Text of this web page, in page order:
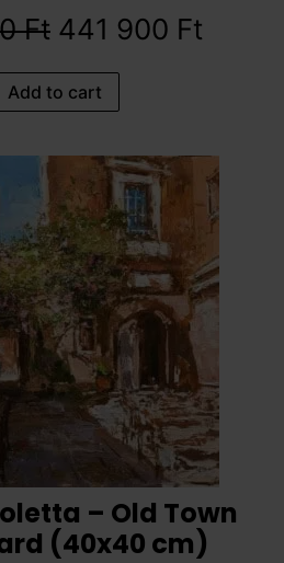
Ft 441 900 Ft
Add to cart
– Old Town
(40x40 cm)